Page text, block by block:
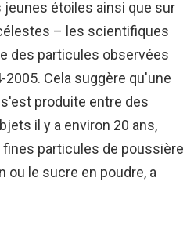
étoiles ainsi que sur
– les scientifiques
des particules observées
Cela suggère qu'une
produite entre des
il y a environ 20 ans,
particules de poussière
ou le sucre en poudre, a